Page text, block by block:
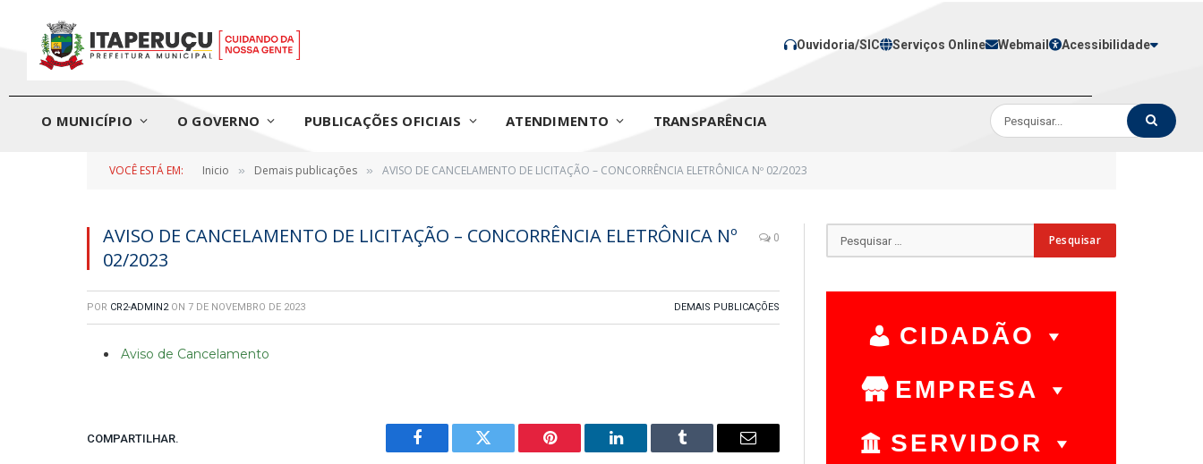
Ouvidoria/SIC Serviços Online Webmail Acessibilidade
O MUNICÍPIO O GOVERNO PUBLICAÇÕES OFICIAIS ATENDIMENTO TRANSPARÊNCIA
VOCÊ ESTÁ EM: Inicio » Demais publicações » AVISO DE CANCELAMENTO DE LICITAÇÃO – CONCORRÊNCIA ELETRÔNICA Nº 02/2023
AVISO DE CANCELAMENTO DE LICITAÇÃO – CONCORRÊNCIA ELETRÔNICA Nº
02/2023
0
POR CR2-ADMIN2 ON 7 DE NOVEMBRO DE 2023 DEMAIS PUBLICAÇÕES
Aviso de Cancelamento
COMPARTILHAR.
Facebook Twitter Pinterest LinkedIn Tumblr
E-
CIDADÃO
EMPRESA
SERVIDOR